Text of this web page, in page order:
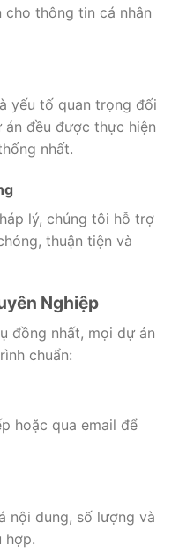
cho thông tin cá nhân
yếu tố quan trọng đối
án đều được thực hiện
nhất.
lý, chúng tôi hỗ trợ
thuận tiện và
Nghiệp
đồng nhất, mọi dự án
chuẩn:
hoặc qua email để
nội dung, số lượng và
hợp.